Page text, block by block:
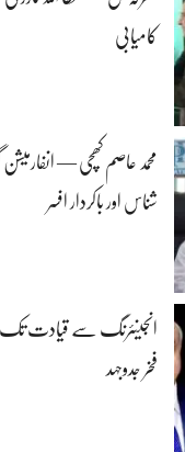
کامیابی
محمد عاصم کھچی —
شناس اور باکردار افسر
انجینئرنگ سے قیادت تک:
فخر جدوجہد